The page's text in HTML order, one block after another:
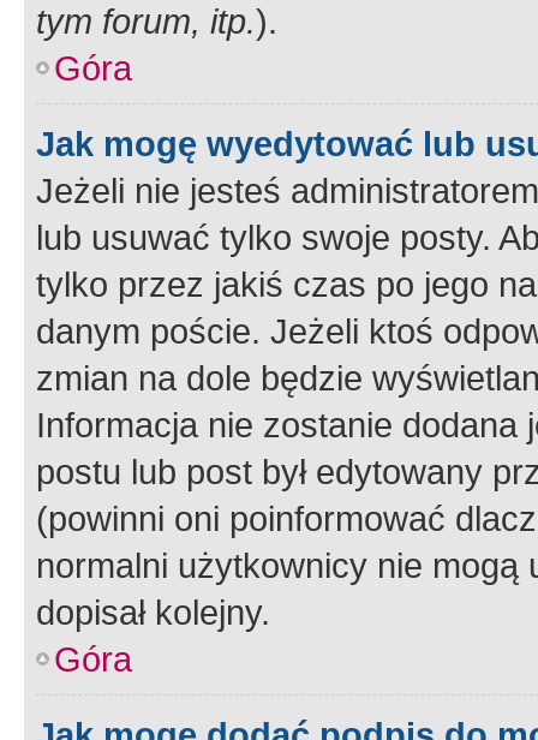
tym forum, itp.).
Góra
Jak mogę wyedytować lub
Jeżeli nie jesteś
lub usuwać tylko swoje posty.
tylko przez jakiś czas po jego
danym poście. Jeżeli ktoś
zmian na dole będzie
Informacja nie zostanie dodana
postu lub post był edytowany
(powinni oni poinformować
normalni użytkownicy nie
dopisał kolejny.
Góra